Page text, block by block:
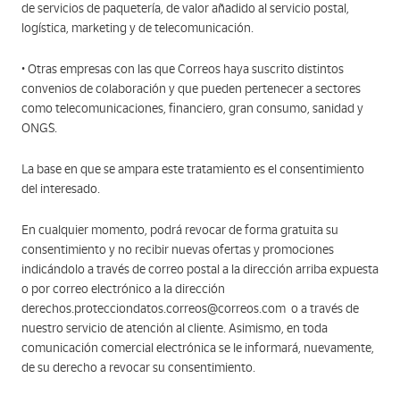
de servicios de paquetería, de valor añadido al servicio postal,
logística, marketing y de telecomunicación.
• Otras empresas con las que Correos haya suscrito distintos
convenios de colaboración y que pueden pertenecer a sectores
como telecomunicaciones, financiero, gran consumo, sanidad y
ONG´S.
La base en que se ampara este tratamiento es el consentimiento
del interesado.
En cualquier momento, podrá revocar de forma gratuita su
consentimiento y no recibir nuevas ofertas y promociones
indicándolo a través de correo postal a la dirección arriba expuesta
o por correo electrónico a la dirección
derechos.protecciondatos.correos@correos.com o a través de
nuestro servicio de atención al cliente. Asimismo, en toda
comunicación comercial electrónica se le informará, nuevamente,
de su derecho a revocar su consentimiento.